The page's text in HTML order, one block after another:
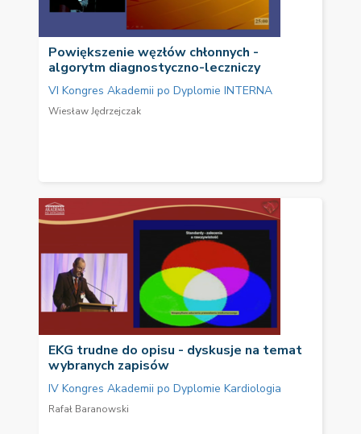
Powiększenie węzłów chłonnych -
algorytm diagnostyczno-leczniczy
VI Kongres Akademii po Dyplomie INTERNA
Wiesław Jędrzejczak
EKG trudne do opisu - dyskusje na temat
wybranych zapisów
IV Kongres Akademii po Dyplomie Kardiologia
Rafał Baranowski